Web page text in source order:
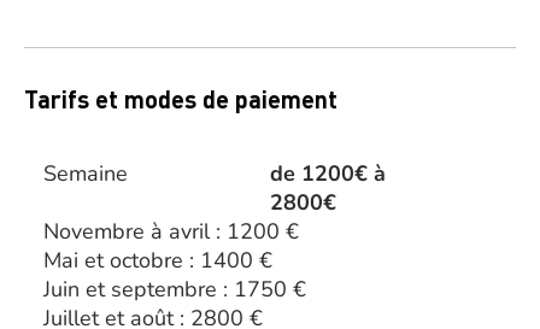
Tarifs et modes de paiement
Semaine
de 1200€ à
2800€
Novembre à avril : 1200 €
Mai et octobre : 1400 €
Juin et septembre : 1750 €
Juillet et août : 2800 €